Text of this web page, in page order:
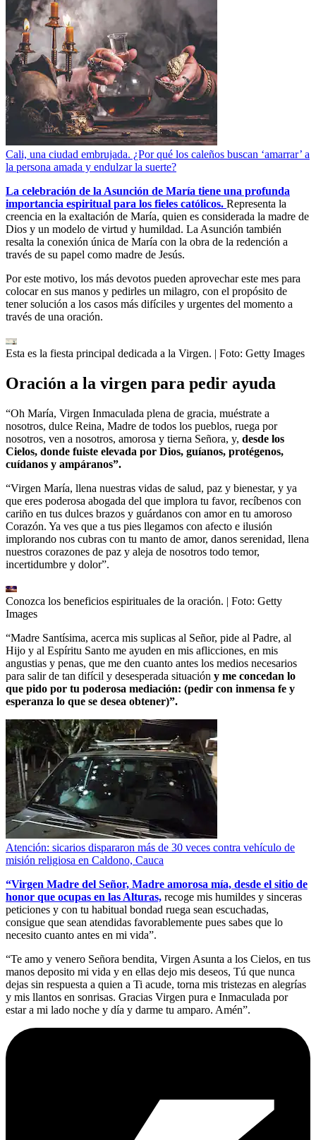
Cali, una ciudad embrujada. ¿Por qué los caleños buscan ‘amarrar’ a
la persona amada y endulzar la suerte?
La celebración de la Asunción de María tiene una profunda
importancia espiritual para los fieles católicos. Representa la
creencia en la exaltación de María, quien es considerada la madre de
Dios y un modelo de virtud y humildad. La Asunción también
resalta la conexión única de María con la obra de la redención a
través de su papel como madre de Jesús.
Por este motivo, los más devotos pueden aprovechar este mes para
colocar en sus manos y pedirles un milagro, con el propósito de
tener solución a los casos más difíciles y urgentes del momento a
través de una oración.
Esta es la fiesta principal dedicada a la Virgen. | Foto: Getty Images
Oración a la virgen para pedir ayuda
“Oh María, Virgen Inmaculada plena de gracia, muéstrate a
nosotros, dulce Reina, Madre de todos los pueblos, ruega por
nosotros, ven a nosotros, amorosa y tierna Señora, y, desde los
Cielos, donde fuiste elevada por Dios, guíanos, protégenos,
cuídanos y ampáranos”.
“Virgen María, llena nuestras vidas de salud, paz y bienestar, y ya
que eres poderosa abogada del que implora tu favor, recíbenos con
cariño en tus dulces brazos y guárdanos con amor en tu amoroso
Corazón. Ya ves que a tus pies llegamos con afecto e ilusión
implorando nos cubras con tu manto de amor, danos serenidad, llena
nuestros corazones de paz y aleja de nosotros todo temor,
incertidumbre y dolor”.
Conozca los beneficios espirituales de la oración. | Foto: Getty
Images
“Madre Santísima, acerca mis suplicas al Señor, pide al Padre, al
Hijo y al Espíritu Santo me ayuden en mis aflicciones, en mis
angustias y penas, que me den cuanto antes los medios necesarios
para salir de tan difícil y desesperada situación y me concedan lo
que pido por tu poderosa mediación: (pedir con inmensa fe y
esperanza lo que se desea obtener)”.
Atención: sicarios dispararon más de 30 veces contra vehículo de
misión religiosa en Caldono, Cauca
“Virgen Madre del Señor, Madre amorosa mía, desde el sitio de
honor que ocupas en las Alturas, recoge mis humildes y sinceras
peticiones y con tu habitual bondad ruega sean escuchadas,
consigue que sean atendidas favorablemente pues sabes que lo
necesito cuanto antes en mi vida”.
“Te amo y venero Señora bendita, Virgen Asunta a los Cielos, en tus
manos deposito mi vida y en ellas dejo mis deseos, Tú que nunca
dejas sin respuesta a quien a Ti acude, torna mis tristezas en alegrías
y mis llantos en sonrisas. Gracias Virgen pura e Inmaculada por
estar a mi lado noche y día y darme tu amparo. Amén”.